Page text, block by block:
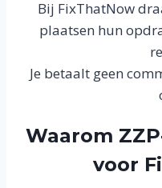
Bij FixThatNow
plaatsen hun
Je betaalt geen
Waarom
voor